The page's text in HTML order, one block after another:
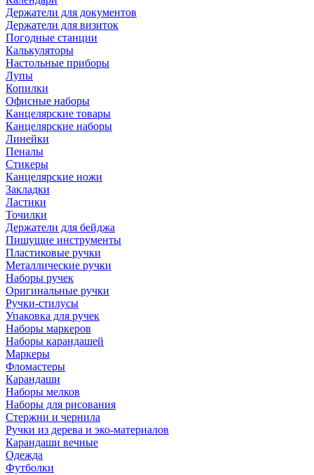
Держатели для документов
Держатели для визиток
Погодные станции
Калькуляторы
Настольные приборы
Лупы
Копилки
Офисные наборы
Канцелярские товары
Канцелярские наборы
Линейки
Пеналы
Стикеры
Канцелярские ножи
Закладки
Ластики
Точилки
Держатели для бейджа
Пишущие инструменты
Пластиковые ручки
Металлические ручки
Наборы ручек
Оригинальные ручки
Ручки-стилусы
Упаковка для ручек
Наборы маркеров
Наборы карандашей
Маркеры
Фломастеры
Карандаши
Наборы мелков
Наборы для рисования
Стержни и чернила
Ручки из дерева и эко-материалов
Карандаши вечные
Одежда
Футболки